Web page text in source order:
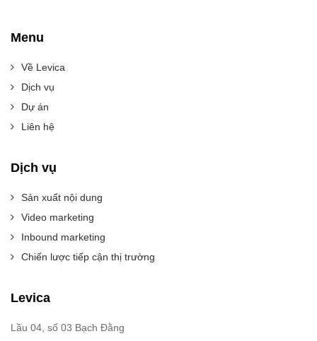
Menu
Về Levica
Dịch vụ
Dự án
Liên hệ
Dịch vụ
Sản xuất nội dung
Video marketing
Inbound marketing
Chiến lược tiếp cận thị trường
Levica
Lầu 04, số 03 Bạch Đằng